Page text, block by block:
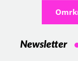
Newsletter